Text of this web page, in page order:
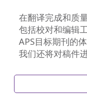
在翻译完成和质
包括校对和编辑
APS目标期刊的
我们还将对稿件